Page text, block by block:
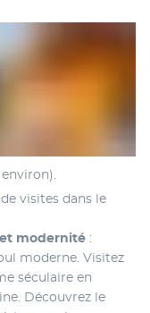
visites dans le
modernité :
moderne. Visitez
séculaire en
Découvrez le